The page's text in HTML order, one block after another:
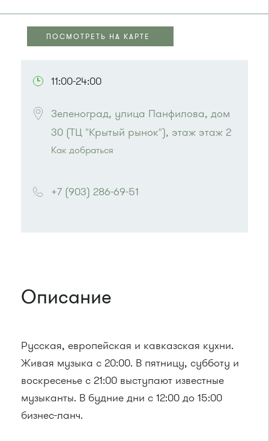
ПОСМОТРЕТЬ НА КАРТЕ
11:00-24:00
Зеленоград, улица Панфилова, дом
30 (ТЦ "Крытый рынок"), этаж этаж 2
Как добраться
Автобус № 4, 9.
Маршрутка № 721м
+7 (903) 286-69-51
Описание
Русская, европейская и кавказская кухни.
Живая музыка с 20:00. В пятницу, субботу и
воскресенье с 21:00 выступают известные
музыканты. В будние дни с 12:00 до 15:00
бизнес-ланч.